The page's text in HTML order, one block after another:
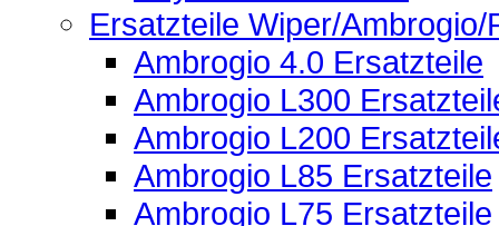
Ersatzteile Wiper/Ambrogio/
Ambrogio 4.0 Ersatzteile
Ambrogio L300
Ambrogio L200
Ambrogio L85 Ersatzteile
Ambrogio L75 Ersatzteile